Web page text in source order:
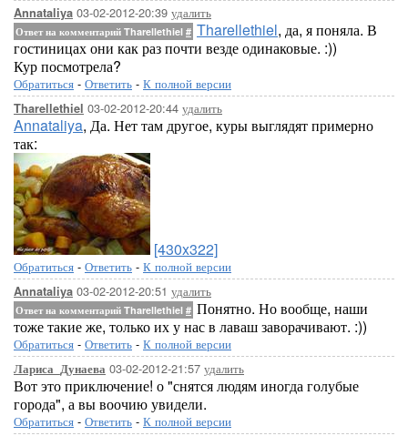
Annataliya 03-02-2012-20:39 удалить
Ответ на комментарий Tharellethiel # Tharellethiel, да, я поняла. В
гостиницах они как раз почти везде одинаковые. :))
Кур посмотрела?
Обратиться - Ответить - К полной версии
Tharellethiel 03-02-2012-20:44 удалить
Annataliya, Да. Нет там другое, куры выглядят примерно
так:
[430x322]
Обратиться - Ответить - К полной версии
Annataliya 03-02-2012-20:51 удалить
Ответ на комментарий Tharellethiel # Понятно. Но вообще, наши
тоже такие же, только их у нас в лаваш заворачивают. :))
Обратиться - Ответить - К полной версии
Лариса_Дунаева 03-02-2012-21:57 удалить
Вот это приключение! о "снятся людям иногда голубые
города", а вы воочию увидели.
Обратиться - Ответить - К полной версии